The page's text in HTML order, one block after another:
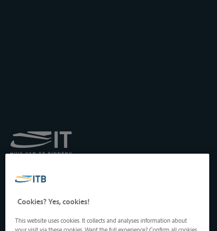
het Transport langs de
Drukpersstraat 19
1000 Brussel, België
Tel: +32 2 217 09 67
http://www.itb-info.be
Cookies? Yes, cookies!
This website uses cookies. It collects and analyses information about